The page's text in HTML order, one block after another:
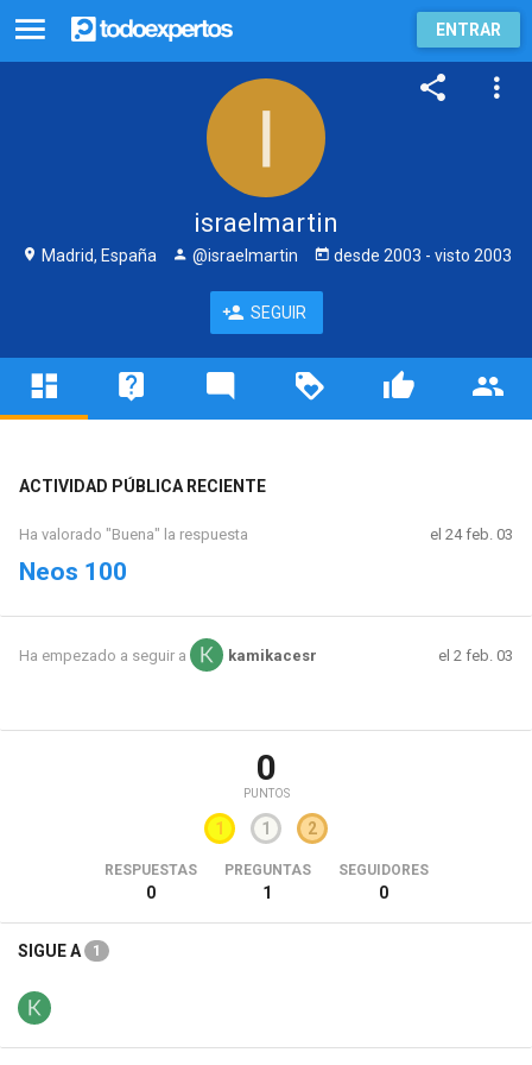
ENTRAR
israelmartin
Madrid, España @israelmartin desde 2003 - visto 2003
SEGUIR
ACTIVIDAD PÚBLICA RECIENTE
Ha valorado "Buena" la respuesta el 24 feb. 03
Neos 100
Ha empezado a seguir a kamikacesr el 2 feb. 03
0
PUNTOS
1 1 2
RESPUESTAS
0
PREGUNTAS
1
SEGUIDORES
0
SIGUE A 1